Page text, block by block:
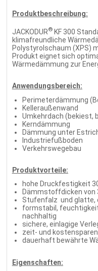
Produktbeschreibung:
JACKODUR®KF 300
klimafreundliche
Polystyrolschaum (XPS)
Produkt eignet sich
Wärmedämmung zur
Anwendungsbereich:
Perimeterdämmung
Kelleraußenwand
Umkehrdach (bekiest,
Kerndämmung
Dämmung unter
Industriefußboden
Verkehrswegebau
Produktvorteile:
hohe Druckfestigkeit
Dämmstoffdicken von
Stufenfalz und glatte,
formstabil,
nachhaltig
sichere, einlagige
zeit- und
dauerhaft bewährte
Eigenschaften: